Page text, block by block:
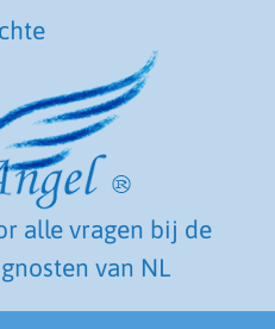
alle vragen bij de
van NL